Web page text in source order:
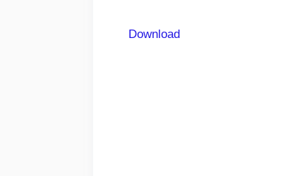
Download